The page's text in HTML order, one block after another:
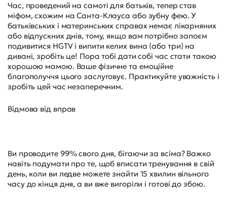
Час, проведений на самоті для батьків, тепер став
міфом, схожим на Санта-Клауса або зубну фею. У
батьківських і материнських справах немає лікарняних
або відпускних днів, тому, якщо вам потрібно запоєм
подивитися HGTV і випити келих вина (або три) на
дивані, зробіть це! Пора тобі дати собі час стати такою
хорошою мамою. Ваше фізичне та емоційне
благополуччя цього заслуговує. Практикуйте уважність і
зробіть цей час незаперечним.
Відмова від вправ
Ви проводите 99% свого дня, бігаючи за всіма? Важко
навіть подумати про те, щоб вписати тренування в свій
день, коли ви ледве можете знайти 15 хвилин вільного
часу до кінця дня, а ви вже вигоріли і готові до збою.